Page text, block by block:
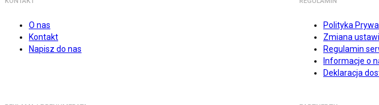
O nas
Kontakt
Napisz do nas
Polityka
Zmiana
Regulamin
Informacje o
Deklaracja